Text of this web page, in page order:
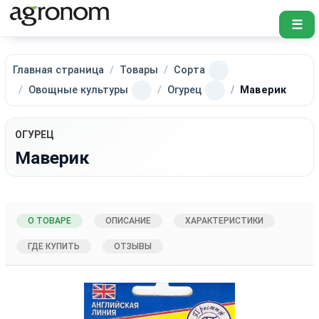
☰
Главная страница Товары
Сорта
Овощные культуры
Огурец Маверик
ОГУРЕЦ
Маверик
О ТОВАРЕ ОПИСАНИЕ ХАРАКТЕРИСТИКИ
ГДЕ КУПИТЬ ОТЗЫВЫ